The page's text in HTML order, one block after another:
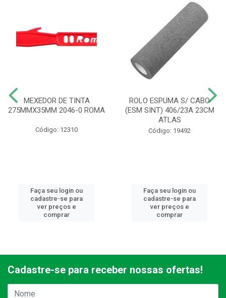
MEXEDOR DE TINTA
275MMX35MM 2046-0 ROMA
Código: 12310
Faça seu login ou
cadastre-se para
ver preços e
comprar
ROLO ESPUMA S/ CABO
(ESM SINT) 406/23A 23CM
ATLAS
Código: 19492
Faça seu login ou
cadastre-se para
ver preços e
comprar
Cadastre-se para receber nossas ofertas!